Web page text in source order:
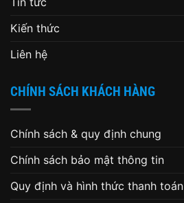
Kiến thức
Liên hệ
CHÍNH SÁCH KHÁCH HÀNG
Chính sách & quy định chung
Chính sách bảo mật thông tin
Quy định và hình thức thanh toán